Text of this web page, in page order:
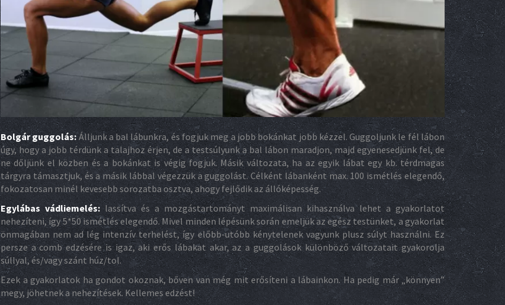
Bolgár guggolás:Álljunk a bal lábunkra, és fogjuk meg a jobb bokánkat jobb kézzel. Guggoljunk le fél lábon
úgy, hogy a jobb térdünk a talajhoz érjen, de a testsúlyunk a bal lábon maradjon, majd egyenesedjünk fel, de
ne dőljünk el közben és a bokánkat is végig fogjuk. Másik változata, ha az egyik lábat egy kb. térdmagas
tárgyra támasztjuk, és a másik lábbal végezzük a guggolást. Célként lábanként max. 100 ismétlés elegendő,
fokozatosan minél kevesebb sorozatba osztva, ahogy fejlődik az állóképesség.
Egylábas vádliemelés: lassítva és a mozgástartományt maximálisan kihasználva lehet a gyakorlatot
nehezíteni, így 5*50 ismétlés elegendő. Mivel minden lépésünk során emeljük az egész testünket, a gyakorlat
önmagában nem ad lég intenzív terhelést, így előbb-utóbb kénytelenek vagyunk plusz súlyt használni. Ez
persze a comb edzésére is igaz, aki erős lábakat akar, az a guggolások különböző változatait gyakorolja
súllyal, és/vagy szánt húz/tol.
Ezek a gyakorlatok ha gondot okoznak, bőven van még mit erősíteni a lábainkon. Ha pedig már „könnyen”
megy, jöhetnek a nehezítések. Kellemes edzést!